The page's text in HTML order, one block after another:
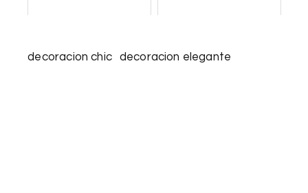
decoracion chic decoracion elegante